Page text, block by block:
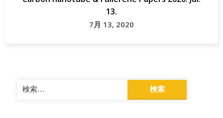
13.
7月 13, 2020
検
索: